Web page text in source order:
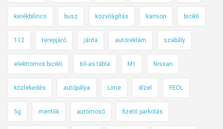
kerékbilincs busz közvilágítás kamion bicikli
112 terepjáró járda autóreklám szabály
elektromos bicikli 60-as tábla M1 Nissan
közlekedés autópálya Lime dízel FEOL
5g mentők autómosó fizető parkolás